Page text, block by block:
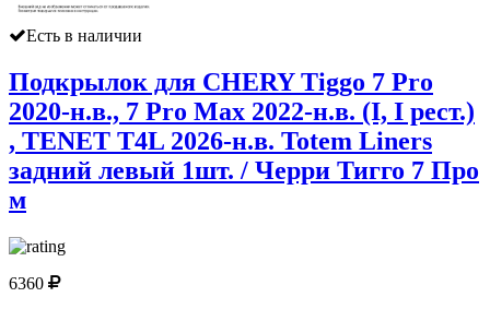
Есть в наличии
Подкрылок для CHERY Tiggo 7 Pro
2020-н.в., 7 Pro Max 2022-н.в. (I, I рест.)
, TENET T4L 2026-н.в. Totem Liners
задний левый 1шт. / Черри Тигго 7 Про
м
6360